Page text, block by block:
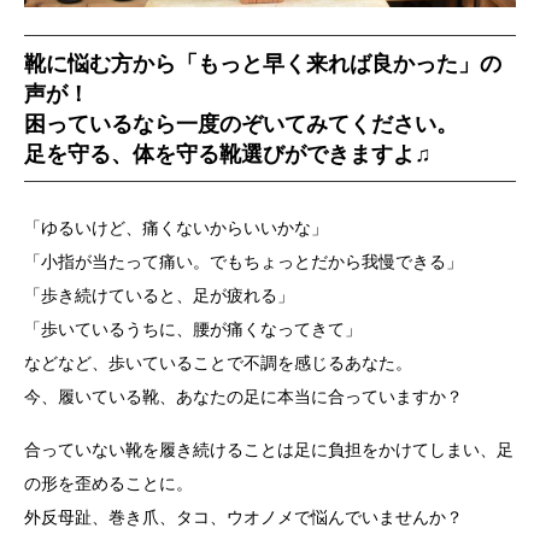
靴に悩む方から「もっと早く来れば良かった」の
声が！
困っているなら一度のぞいてみてください。
足を守る、体を守る靴選びができますよ♫
「ゆるいけど、痛くないからいいかな」
「小指が当たって痛い。でもちょっとだから我慢できる」
「歩き続けていると、足が疲れる」
「歩いているうちに、腰が痛くなってきて」
などなど、歩いていることで不調を感じるあなた。
今、履いている靴、あなたの足に本当に合っていますか？
合っていない靴を履き続けることは足に負担をかけてしまい、足
の形を歪めることに。
外反母趾、巻き爪、タコ、ウオノメで悩んでいませんか？